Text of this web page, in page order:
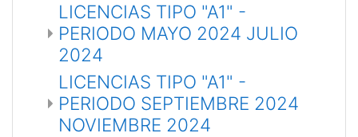
LICENCIAS TIPO "A1" -
PERIODO MAYO 2024 JULIO
2024
LICENCIAS TIPO "A1" -
PERIODO SEPTIEMBRE 2024
NOVIEMBRE 2024